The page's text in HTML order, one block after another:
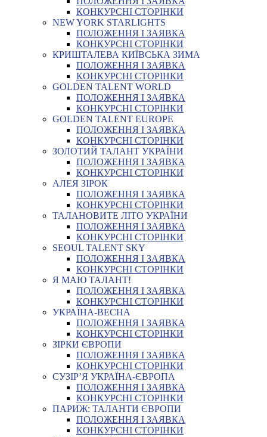
КОНКУРСНІ СТОРІНКИ
NEW YORK STARLIGHTS
ПОЛОЖЕННЯ І ЗАЯВКА
КОНКУРСНІ СТОРІНКИ
КРИШТАЛЕВА КИЇВСЬКА ЗИМА
ПОЛОЖЕННЯ І ЗАЯВКА
КОНКУРСНІ СТОРІНКИ
GOLDEN TALENT WORLD
ПОЛОЖЕННЯ І ЗАЯВКА
КОНКУРСНІ СТОРІНКИ
GOLDEN TALENT EUROPE
ПОЛОЖЕННЯ І ЗАЯВКА
КОНКУРСНІ СТОРІНКИ
ЗОЛОТИЙ ТАЛАНТ УКРАЇНИ
ПОЛОЖЕННЯ І ЗАЯВКА
КОНКУРСНІ СТОРІНКИ
АЛЕЯ ЗІРОК
ПОЛОЖЕННЯ І ЗАЯВКА
КОНКУРСНІ СТОРІНКИ
ТАЛАНОВИТЕ ЛІТО УКРАЇНИ
ПОЛОЖЕННЯ І ЗАЯВКА
КОНКУРСНІ СТОРІНКИ
SEOUL TALENT SKY
ПОЛОЖЕННЯ І ЗАЯВКА
КОНКУРСНІ СТОРІНКИ
Я МАЮ ТАЛАНТ!
ПОЛОЖЕННЯ І ЗАЯВКА
КОНКУРСНІ СТОРІНКИ
УКРАЇНА-ВЕСНА
ПОЛОЖЕННЯ І ЗАЯВКА
КОНКУРСНІ СТОРІНКИ
ЗІРКИ ЄВРОПИ
ПОЛОЖЕННЯ І ЗАЯВКА
КОНКУРСНІ СТОРІНКИ
СУЗІР’Я УКРАЇНА-ЄВРОПА
ПОЛОЖЕННЯ І ЗАЯВКА
КОНКУРСНІ СТОРІНКИ
ПАРИЖ: ТАЛАНТИ ЄВРОПИ
ПОЛОЖЕННЯ І ЗАЯВКА
КОНКУРСНІ СТОРІНКИ